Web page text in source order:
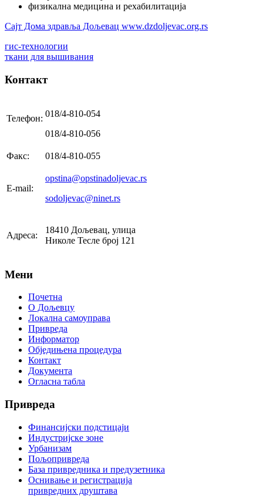
физикална медицина и рехабилитација
Сајт Дома здравља Дољевац www.dzdoljevac.org.rs
гис-технологии
ткани для вышивания
Контакт
Телефон: 018/4-810-054
018/4-810-056
Факс: 018/4-810-055
E-mail:
opstina@opstinadoljevac.rs
sodoljevac@ninet.rs
Адреса:
18410 Дољевац, улица
Николе Тесле број 121
Мени
Почетна
О Дољевцу
Локална самоуправа
Привреда
Информатор
Обједињена процедура
Контакт
Документа
Огласна табла
Привреда
Финансијски подстицаји
Индустријске зоне
Урбанизам
Пољопривреда
База привредника и предузетника
Оснивање и регистрација
привредних друштава